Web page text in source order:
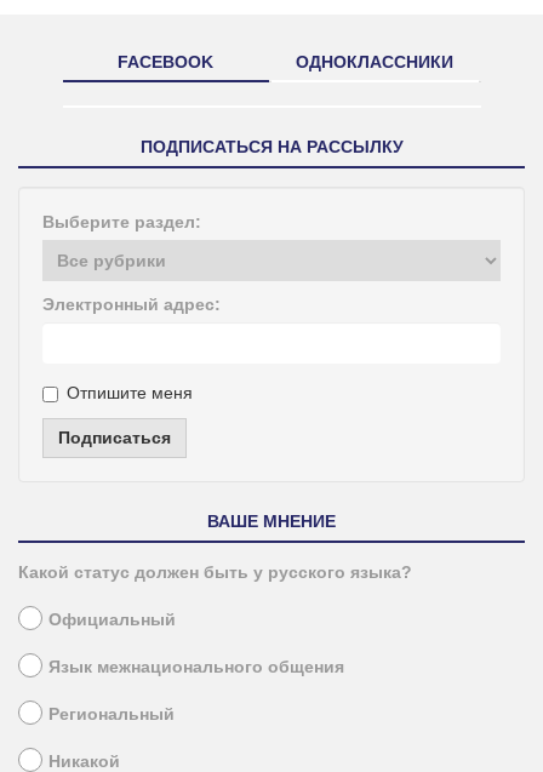
FACEBOOK ОДНОКЛАССНИКИ
ПОДПИСАТЬСЯ НА РАССЫЛКУ
Выберите раздел:
Электронный адрес:
Отпишите меня
Подписаться
ВАШЕ МНЕНИЕ
Какой статус должен быть у русского языка?
Официальный
Язык межнационального общения
Региональный
Никакой